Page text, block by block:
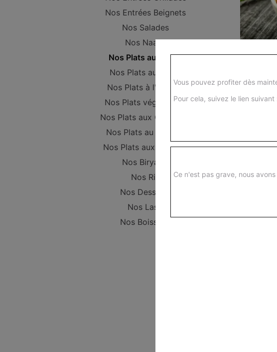
Nos Entrées Beignets
Nos Salades
Nos Naans
Nos Plats au Poulet
Nos Plats au Boeuf
Nos Plats à l'Agneau
Nos Plats végétariens
Nos Plats aux Crevettes
Nos Plats au Poisson
Nos Plats aux Gambas
Nos Biryanis
Nos Riz
Nos Desserts
Nos Lassi
Nos Boissons
Vous pouvez profiter dès
Pour cela, suivez le lien suivant
Ce n'est pas grave, nous